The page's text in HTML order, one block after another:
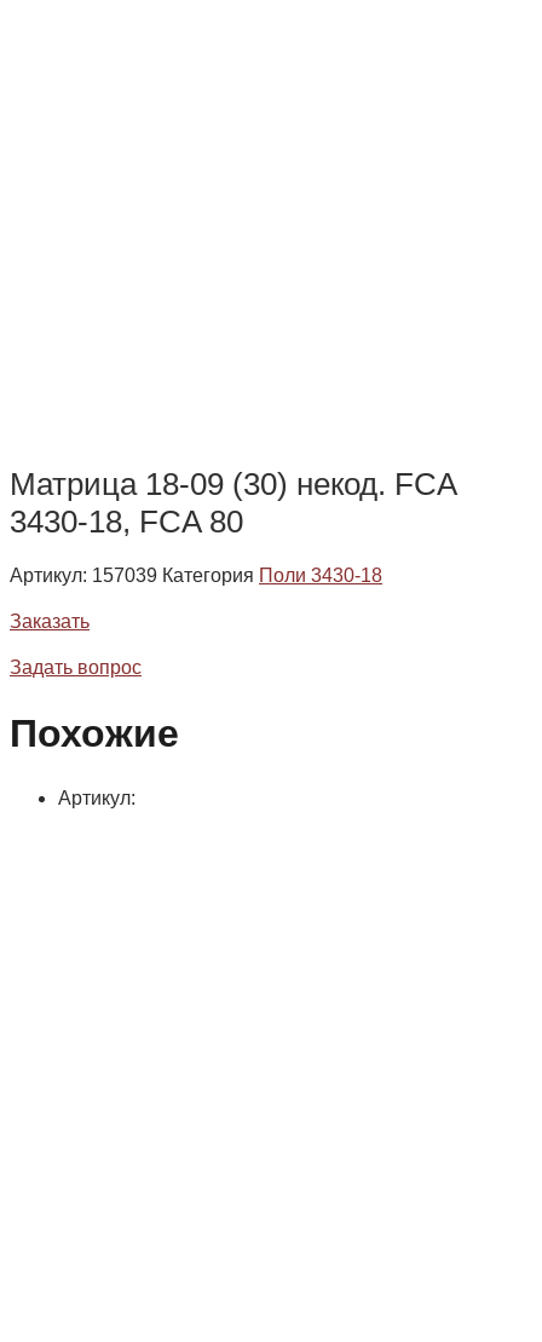
Матрица 18-09 (30) некод. FCA
3430-18, FCA 80
Артикул: 157039 Категория Поли 3430-18
Заказать
Задать вопрос
Похожие
Артикул: